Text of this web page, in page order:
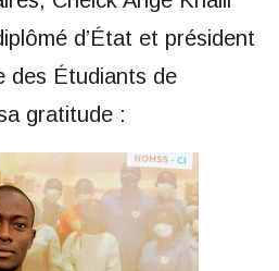
d’État et président
des Étudiants de
gratitude :